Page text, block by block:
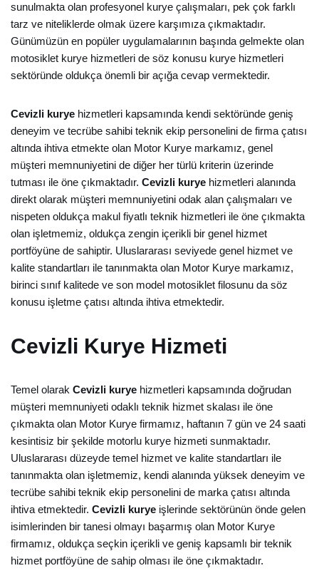
sunulmakta olan profesyonel kurye çalışmaları, pek çok farklı
tarz ve niteliklerde olmak üzere karşımıza çıkmaktadır.
Günümüzün en popüler uygulamalarının başında gelmekte olan
motosiklet kurye hizmetleri de söz konusu kurye hizmetleri
sektöründe oldukça önemli bir açığa cevap vermektedir.
Cevizli kurye hizmetleri kapsamında kendi sektöründe geniş
deneyim ve tecrübe sahibi teknik ekip personelini de firma çatısı
altında ihtiva etmekte olan Motor Kurye markamız, genel
müşteri memnuniyetini de diğer her türlü kriterin üzerinde
tutması ile öne çıkmaktadır. Cevizli kurye hizmetleri alanında
direkt olarak müşteri memnuniyetini odak alan çalışmaları ve
nispeten oldukça makul fiyatlı teknik hizmetleri ile öne çıkmakta
olan işletmemiz, oldukça zengin içerikli bir genel hizmet
portföyüne de sahiptir. Uluslararası seviyede genel hizmet ve
kalite standartları ile tanınmakta olan Motor Kurye markamız,
birinci sınıf kalitede ve son model motosiklet filosunu da söz
konusu işletme çatısı altında ihtiva etmektedir.
Cevizli Kurye Hizmeti
Temel olarak Cevizli kurye hizmetleri kapsamında doğrudan
müşteri memnuniyeti odaklı teknik hizmet skalası ile öne
çıkmakta olan Motor Kurye firmamız, haftanın 7 gün ve 24 saati
kesintisiz bir şekilde motorlu kurye hizmeti sunmaktadır.
Uluslararası düzeyde temel hizmet ve kalite standartları ile
tanınmakta olan işletmemiz, kendi alanında yüksek deneyim ve
tecrübe sahibi teknik ekip personelini de marka çatısı altında
ihtiva etmektedir. Cevizli kurye işlerinde sektörünün önde gelen
isimlerinden bir tanesi olmayı başarmış olan Motor Kurye
firmamız, oldukça seçkin içerikli ve geniş kapsamlı bir teknik
hizmet portföyüne de sahip olması ile öne çıkmaktadır.